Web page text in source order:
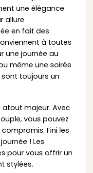
une élégance
allure
en fait des
à toutes
une journée au
même une soirée
toujours un
majeur. Avec
vous pouvez
Fini les
! Les
pour vous offrir un
stylées.